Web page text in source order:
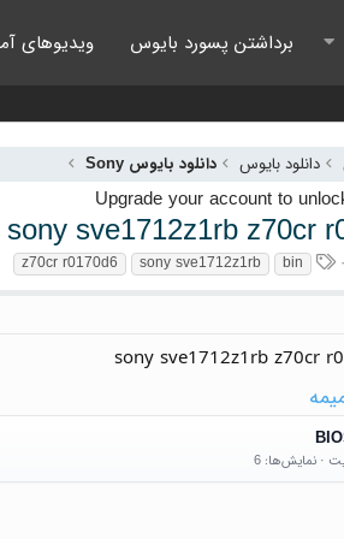
برداشتن پسورد بایوس ویدیوهای
دانلود بایوس دانلود بایوس Sony
sony sve1712z1rb z70cr
برچسب‌ها
bin
sony sve1712z1rb
z70cr r0170d6
sony sve1712z1rb z70cr